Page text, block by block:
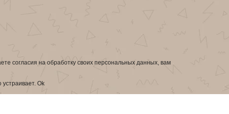
согласия на обработку своих персональных данных, вам
Ok